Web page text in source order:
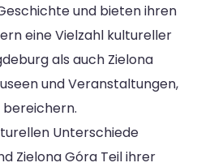
und bieten ihren
eine Vielzahl kultureller
als auch Zielona
und Veranstaltungen,
bereichern.
Unterschiede
Zielona Góra Teil ihrer